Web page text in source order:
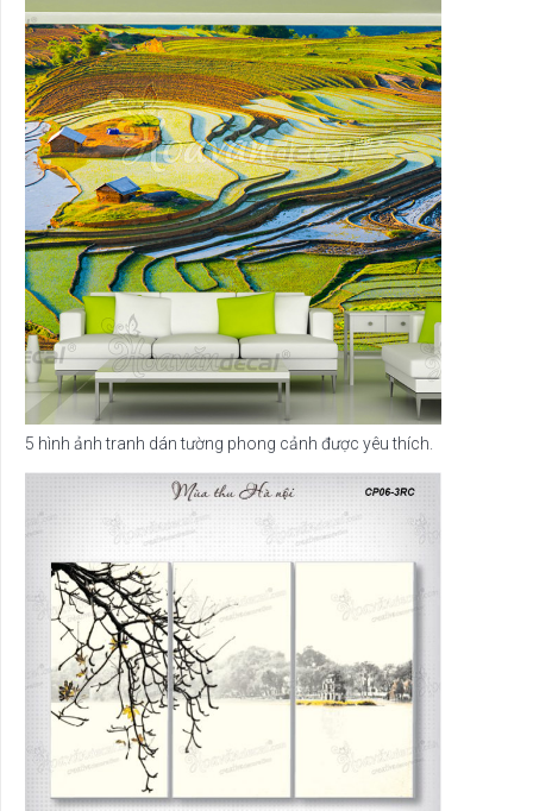
5 hình ảnh tranh dán tường phong cảnh được yêu thích.